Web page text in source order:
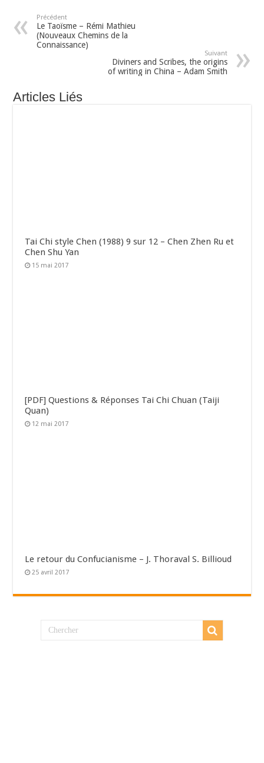
Précédent
Le Taoïsme – Rémi Mathieu
(Nouveaux Chemins de la
Connaissance)
Suivant
Diviners and Scribes, the origins
of writing in China – Adam Smith
Articles Liés
Tai Chi style Chen (1988) 9 sur 12 – Chen Zhen Ru et
Chen Shu Yan
15 mai 2017
[PDF] Questions & Réponses Tai Chi Chuan (Taiji
Quan)
12 mai 2017
Le retour du Confucianisme – J. Thoraval S. Billioud
25 avril 2017